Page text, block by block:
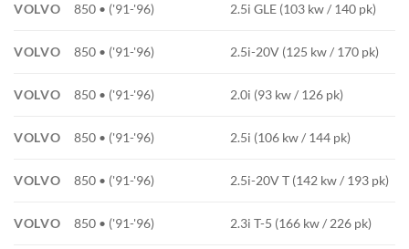
VOLVO 850 • ('91-'96) 2.5i GLE (103 kw / 140 pk)
VOLVO 850 • ('91-'96) 2.5i-20V (125 kw / 170 pk)
VOLVO 850 • ('91-'96) 2.0i (93 kw / 126 pk)
VOLVO 850 • ('91-'96) 2.5i (106 kw / 144 pk)
VOLVO 850 • ('91-'96) 2.5i-20V T (142 kw / 193 pk)
VOLVO 850 • ('91-'96) 2.3i T-5 (166 kw / 226 pk)